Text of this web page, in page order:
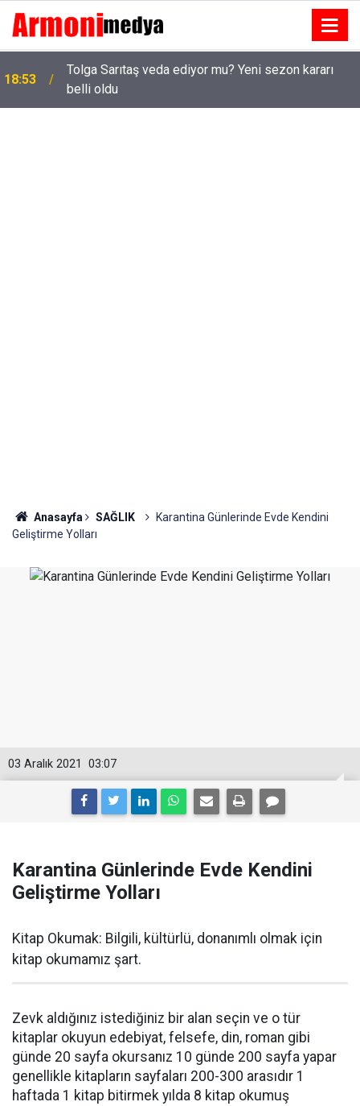
18:53
Tolga Sarıtaş veda ediyor mu? Yeni sezon kararı
belli oldu
Anasayfa SAĞLIK
Karantina Günlerinde Evde Kendini
Geliştirme Yolları
03:07
03 Aralık 2021
Karantina Günlerinde Evde Kendini
Geliştirme Yolları
Kitap Okumak: Bilgili, kültürlü, donanımlı olmak için
kitap okumamız şart.
Zevk aldığınız istediğiniz bir alan seçin ve o tür
kitaplar okuyun edebiyat, felsefe, din, roman gibi
günde 20 sayfa okursanız 10 günde 200 sayfa yapar
genellikle kitapların sayfaları 200-300 arasıdır 1
haftada 1 kitap bitirmek yılda 8 kitap okumuş